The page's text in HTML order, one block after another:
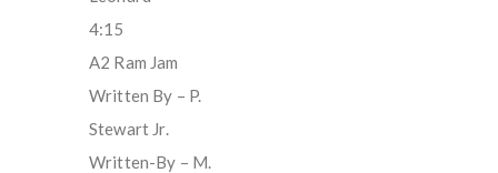
4:15
A2 Ram Jam
Written By – P.
Stewart Jr.
Written-By – M.